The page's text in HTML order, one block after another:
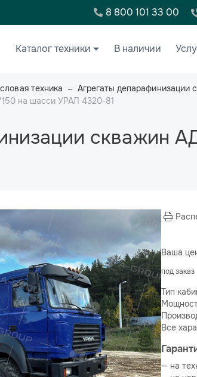
8 800 101 33 00
Каталог техники В наличии
техника
Агрегаты депарафинизации
на шасси УРАЛ 4320-81
скважин
Ваша
под заказ
Тип
Все
— на